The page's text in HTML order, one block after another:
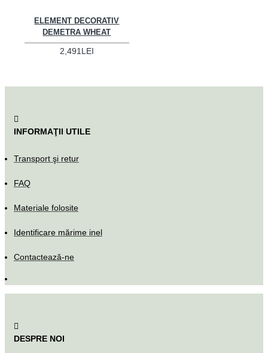
ELEMENT DECORATIV
DEMETRA WHEAT
2,491LEI
INFORMAŢII UTILE
Transport şi retur
FAQ
Materiale folosite
Identificare mărime inel
Contactează-ne
DESPRE NOI